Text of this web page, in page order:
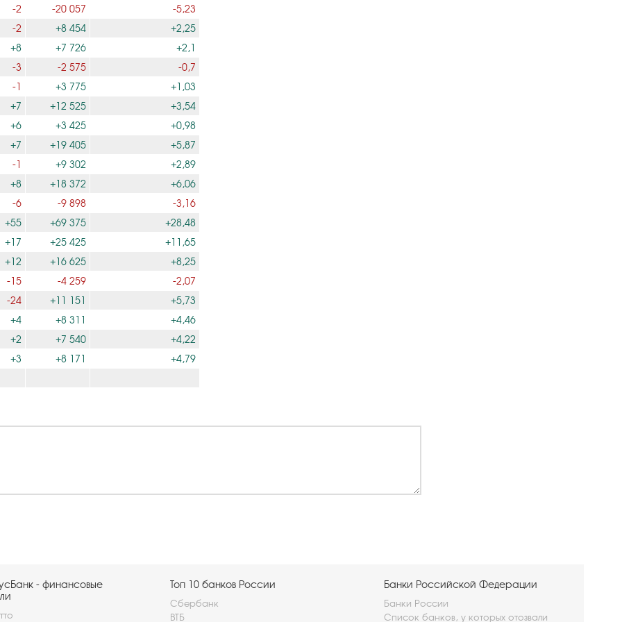
-2 -20 057
-5,23
-2
+8 454
+2,25
+8
+7 726
+2,1
-3
-2 575
-0,7
-1
+3 775
+1,03
+7
+12 525
+3,54
+6
+3 425
+0,98
+7
+19 405
+5,87
-1
+9 302
+2,89
+8
+18 372
+6,06
-6
-9 898
-3,16
+55
+69 375
+28,48
+17
+25 425
+11,65
+12
+16 625
+8,25
-15
-4 259
-2,07
-24
+11 151
+5,73
+4
+8 311
+4,46
+2
+7 540
+4,22
+3
+8 171 +4,79
- финансовые
Топ 10 банков России
Сбербанк
ВТБ
Банки Российской Федерации
Банки России
Список банков, у которых отозвали